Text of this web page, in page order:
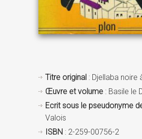
Titre original : Djellaba noire
Œuvre et volume : Basile le
Ecrit sous le pseudonyme
Valois
ISBN : 2-259-00756-2